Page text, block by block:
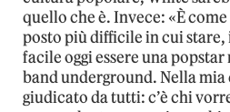
quello che è. Invece: «È
posto più difficile in cui stare,
facile oggi essere una
band underground. Nella
giudicato da tutti: c’è chi